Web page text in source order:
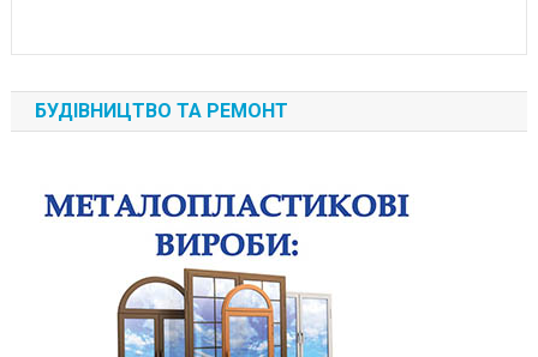
БУДІВНИЦТВО ТА РЕМОНТ